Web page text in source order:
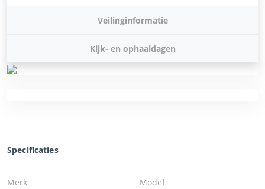
Veilinginformatie
Kijk- en ophaaldagen
Specificaties
Merk
Model